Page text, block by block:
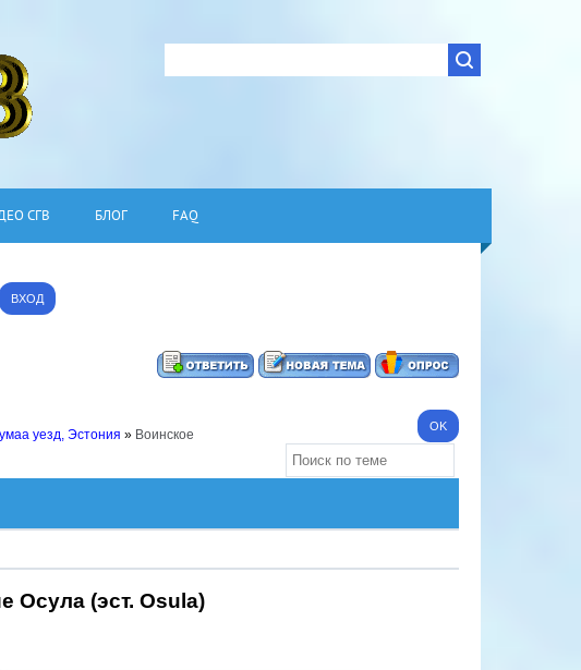
СГВ БЛОГ FAQ
ВХОД
уезд, Эстония » Воинское
Осула (эст. Osula)